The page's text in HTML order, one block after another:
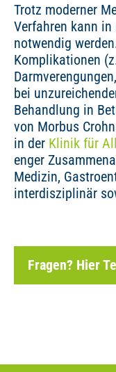
Trotz moderner
Verfahren kann
notwendig
Komplikationen
bei
Behandlung in
von Morbus
in der Klinik für
enger
Medizin,
interdisziplinär
Fragen? Hier